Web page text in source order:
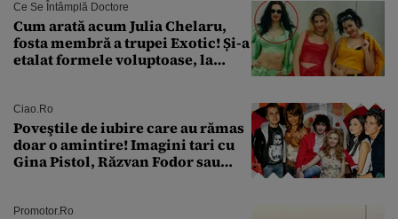
Ce Se Întâmplă Doctore
Cum arată acum Julia Chelaru,
fosta membră a trupei Exotic! Și-a
etalat formele voluptoase, la
Ciao.ro
Poveştile de iubire care au rămas
doar o amintire! Imagini tari cu
Gina Pistol, Răzvan Fodor sau
Promotor.ro